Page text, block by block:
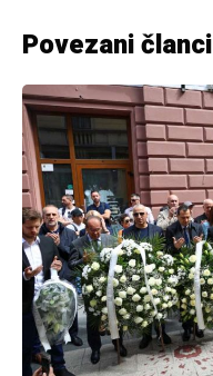
Povezani članci